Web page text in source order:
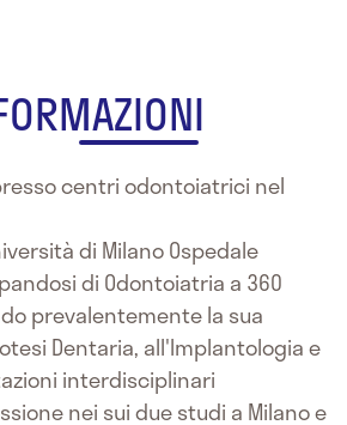
centri odontoiatrici nel
di Milano Ospedale
di Odontoiatria a 360
prevalentemente la sua
Dentaria, all'Implantologia e
interdisciplinari
nei sui due studi a Milano e